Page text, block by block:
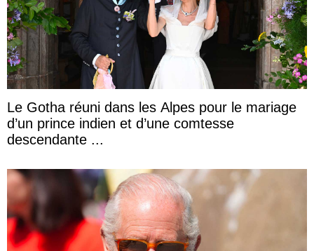
Le Gotha réuni dans les Alpes pour le mariage
d’un prince indien et d’une comtesse
descendante ...